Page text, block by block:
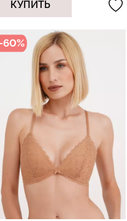
КУПИТЬ
-60%